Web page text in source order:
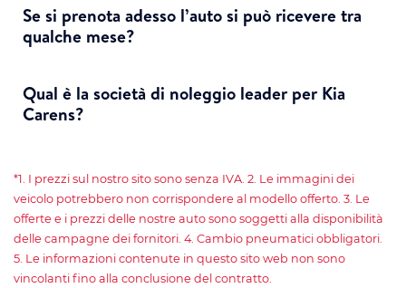
Se si prenota adesso ​​l’auto si può ricevere tra
qualche mese?
Qual è la società di noleggio leader per Kia
Carens?
*1. I prezzi sul nostro sito sono senza IVA. 2. Le immagini dei
veicolo potrebbero non corrispondere al modello offerto. 3. Le
offerte e i prezzi delle nostre auto sono soggetti alla disponibilità
delle campagne dei fornitori. 4. Cambio pneumatici obbligatori.
5. Le informazioni contenute in questo sito web non sono
vincolanti fino alla conclusione del contratto.